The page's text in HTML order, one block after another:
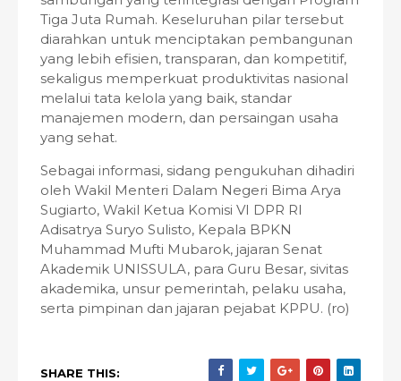
Tiga Juta Rumah. Keseluruhan pilar tersebut
diarahkan untuk menciptakan pembangunan
yang lebih efisien, transparan, dan kompetitif,
sekaligus memperkuat produktivitas nasional
melalui tata kelola yang baik, standar
manajemen modern, dan persaingan usaha
yang sehat.
Sebagai informasi, sidang pengukuhan dihadiri
oleh Wakil Menteri Dalam Negeri Bima Arya
Sugiarto, Wakil Ketua Komisi VI DPR RI
Adisatrya Suryo Sulisto, Kepala BPKN
Muhammad Mufti Mubarok, jajaran Senat
Akademik UNISSULA, para Guru Besar, sivitas
akademika, unsur pemerintah, pelaku usaha,
serta pimpinan dan jajaran pejabat KPPU. (ro)
SHARE THIS: